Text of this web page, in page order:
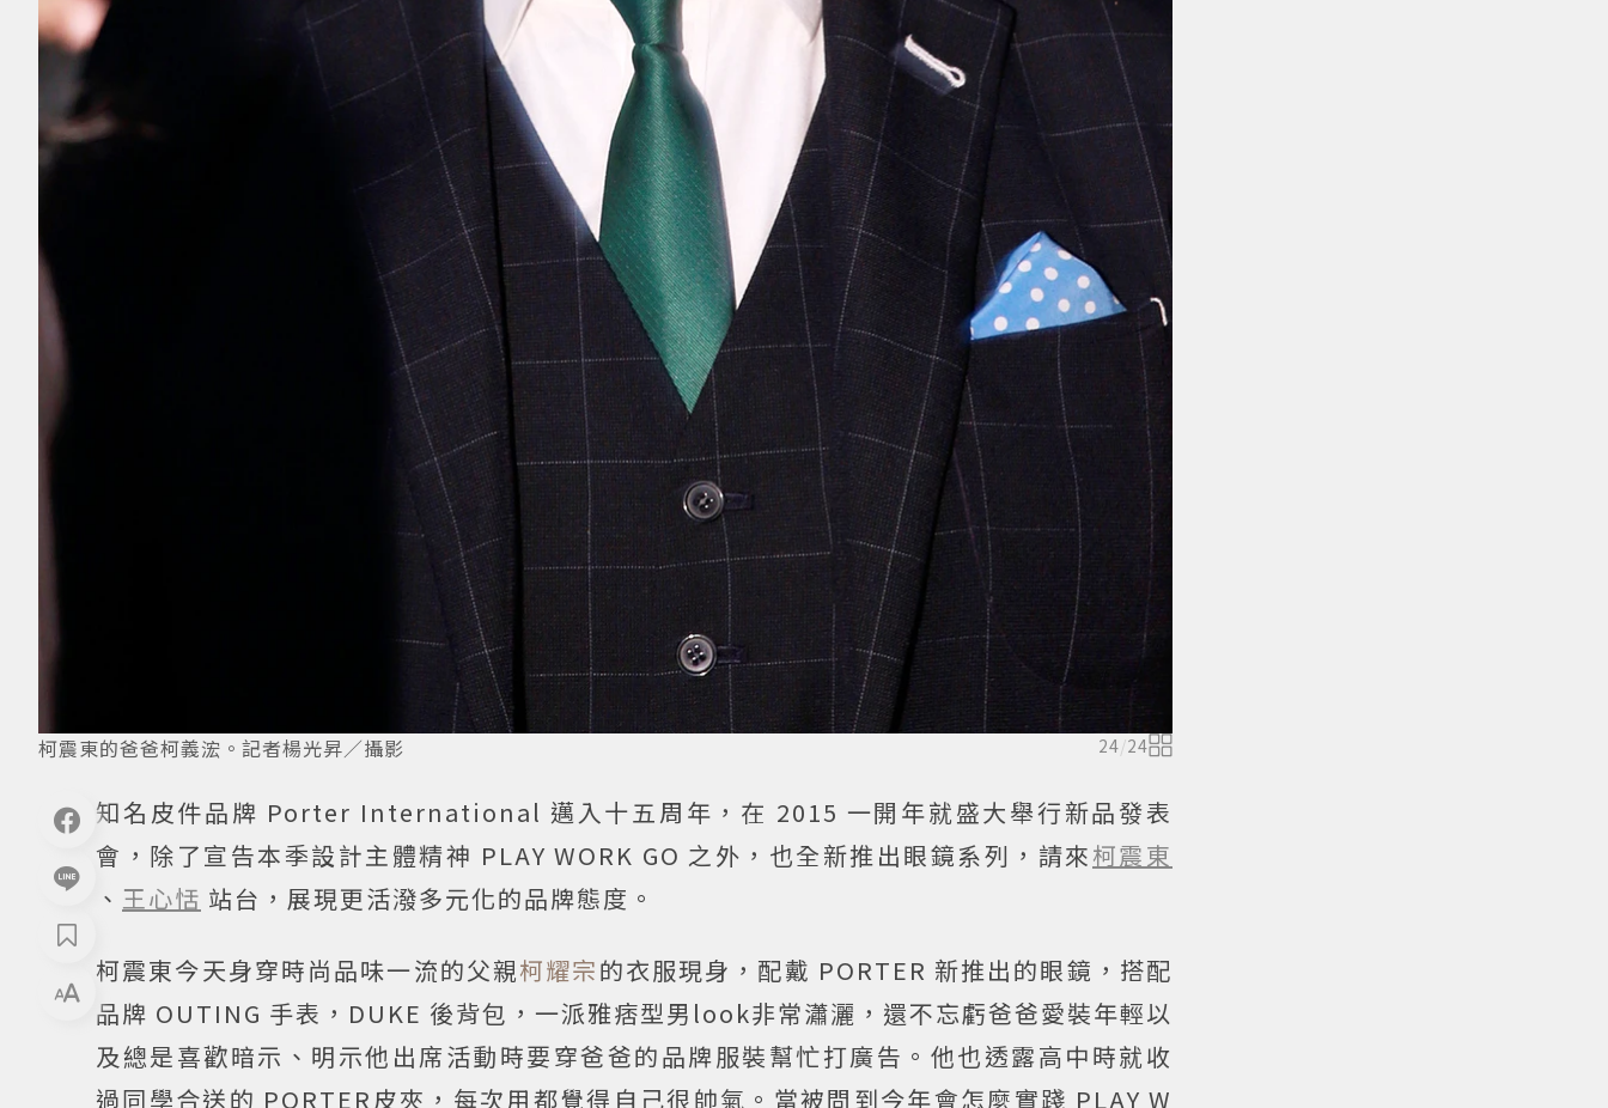
柯震東的爸爸柯義浤。記者楊光昇／攝影 24/24
知名皮件品牌 Porter International 邁入十五周年，在 2015 一開年就盛大舉行新品發表
會，除了宣告本季設計主體精神 PLAY WORK GO 之外，也全新推出眼鏡系列，請來柯震東
、 王心恬 站台，展現更活潑多元化的品牌態度。
柯震東今天身穿時尚品味一流的父親柯耀宗的衣服現身，配戴 PORTER 新推出的眼鏡，搭配
品牌 OUTING 手表，DUKE 後背包，一派雅痞型男look非常瀟灑，還不忘虧爸爸愛裝年輕以
及總是喜歡暗示、明示他出席活動時要穿爸爸的品牌服裝幫忙打廣告。他也透露高中時就收
過同學合送的 PORTER皮夾，每次用都覺得自己很帥氣。當被問到今年會怎麼實踐 PLAY W